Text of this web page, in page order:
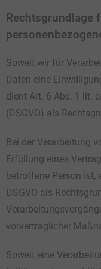
Rechtsgrundlage
Soweit wir für
Daten eine
dient Art. 6 Abs. 1 lit.
(DSGVO) als
Bei der Verarbeitung
Erfüllung eines
betroffene Person ist,
DSGVO als
vorvertraglicher
Soweit eine